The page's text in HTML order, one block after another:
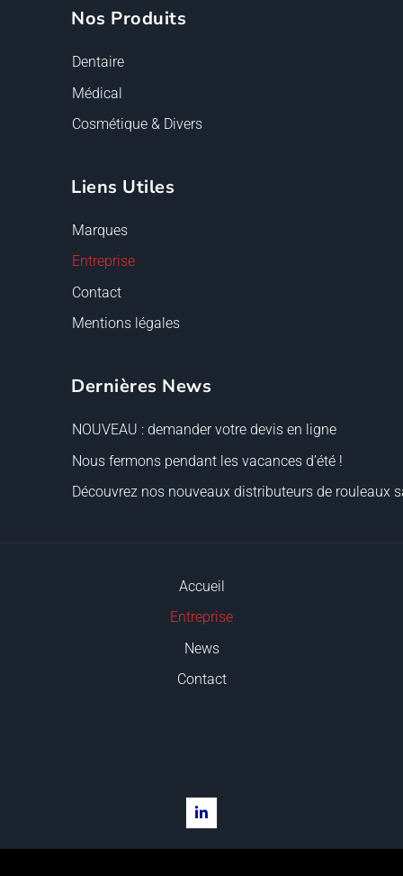
Nos Produits
Dentaire
Médical
Cosmétique & Divers
Liens Utiles
Marques
Entreprise
Contact
Mentions légales
Dernières News
NOUVEAU : demander votre devis en ligne
Nous fermons pendant les vacances d’été !
Découvrez nos nouveaux distributeurs de rouleaux
Accueil
Entreprise
News
Contact